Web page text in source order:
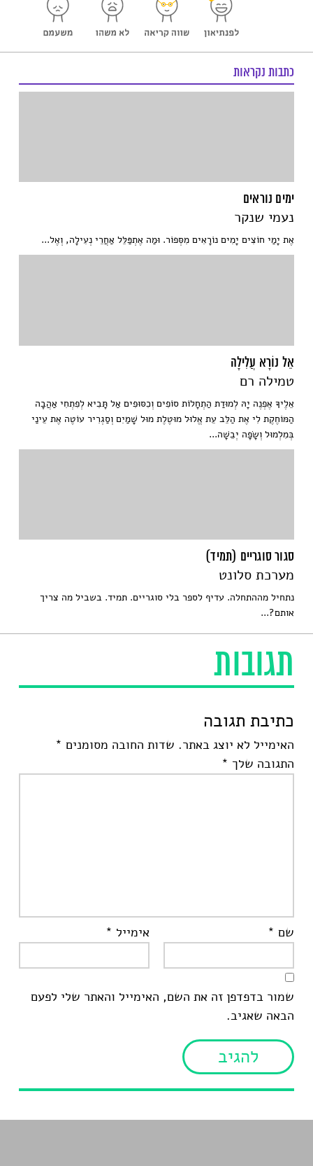
תגובות
כתיבת תגובה
האימייל לא יוצג באתר. שדות החובה מסומנים *
התגובה שלך *
שם * אימייל *
שמור בדפדפן זה את השם, האימייל והאתר שלי לפעם
הבאה שאגיב.
כתבות נקראות
ימים נוראים
נעמי שנקר
אֶת יָמַי חוֹצִים יָמִים נוֹרָאִים מִסְּפוֹר. וּמַה אֶתְפַּלֵּל אַחֲרֵי נְעִילָה, וְאֶל...
אֵל נוֹרָא עֲלִילָה
טמילה רם
אֵלֶיךָ אֶפְנֶה יָהּ לְמוּדַת הַתְחָלוֹת סוֹפִים וְכִסּוּפִים אַל תָּבִיא לְפִתְחִי אַהֲבָה
הַמּוֹחֶקֶת לִי אֶת הַלֵּב עֵת אֱלוּל מוּטֶלֶת מוּל שָׁמַיִם וְסַגְרִיר עוֹטֶה אֶת עֵינַי
בְּמִלְמוּל וְשָׂפָה יְבֵשָׁה...
סגור סוגריים (תמיד)
מערכת סלונט
נתחיל מההתחלה. עדיף לספר בלי סוגריים. תמיד. בשביל מה צריך
אותם?...